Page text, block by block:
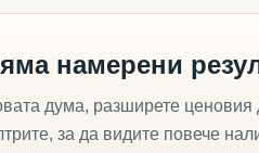
намерени
дума, разширете ценовия
за да видите повече